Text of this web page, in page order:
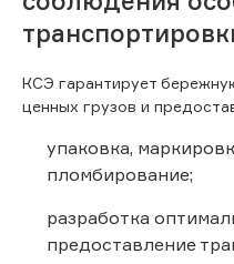
КСЭ гарантирует
ценных грузов и
упаковка,
пломбирование;
разработка
предоставление